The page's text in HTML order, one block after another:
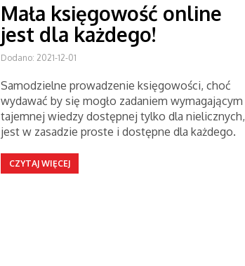
Mała księgowość online
jest dla każdego!
Dodano: 2021-12-01
Samodzielne prowadzenie księgowości, choć
wydawać by się mogło zadaniem wymagającym
tajemnej wiedzy dostępnej tylko dla nielicznych,
jest w zasadzie proste i dostępne dla każdego.
CZYTAJ WIĘCEJ